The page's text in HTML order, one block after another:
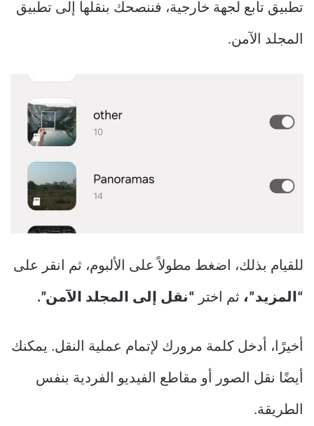
تطبيق تابع لجهة خارجية، فننصحك بنقلها إلى تطبيق
المجلد الآمن.
للقيام بذلك، اضغط مطولاً على الألبوم، ثم انقر على
“المزيد”، ثم اختر “نقل إلى المجلد الآمن”.
أخيرًا، أدخل كلمة مرورك لإتمام عملية النقل. يمكنك
أيضًا نقل الصور أو مقاطع الفيديو الفردية بنفس
الطريقة.